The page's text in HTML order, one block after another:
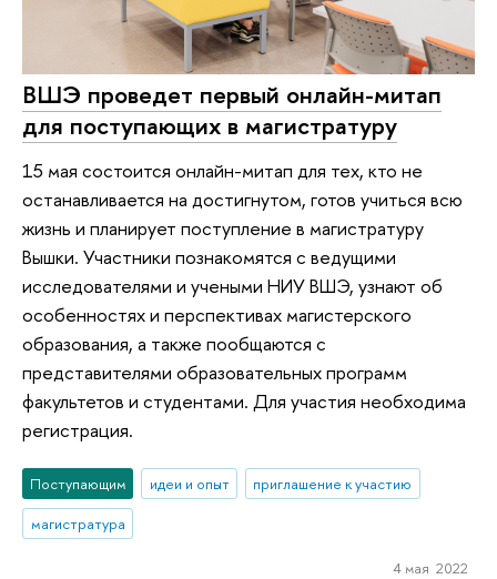
ВШЭ проведет первый онлайн-митап
для поступающих в магистратуру
15 мая состоится онлайн-митап для тех, кто не
останавливается на достигнутом, готов учиться всю
жизнь и планирует поступление в магистратуру
Вышки. Участники познакомятся с ведущими
исследователями и учеными НИУ ВШЭ, узнают об
особенностях и перспективах магистерского
образования, а также пообщаются с
представителями образовательных программ
факультетов и студентами. Для участия необходима
регистрация.
Поступающим идеи и опыт
приглашение к участию
магистратура
4 мая 2022